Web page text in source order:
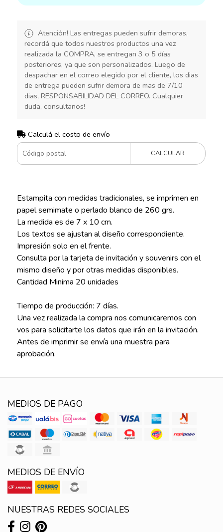
Atención! Las entregas pueden sufrir demoras,
recordá que todos nuestros productos una vez
realizada la COMPRA, se entregan 3 o 5 días
posteriores, ya que son personalizados. Luego de
despachar en el correo elegido por el cliente, los dias
de entrega pueden sufrir demora de mas de 7/10
dias, RESPONSABILIDAD DEL CORREO. Cualquier
duda, consultanos!
Calculá el costo de envío
CALCULAR
Estampita con medidas tradicionales, se imprimen en
papel semimate o perlado blanco de 260 grs.
La medida es de 7 x 10 cm.
Los textos se ajustan al diseño correspondiente.
Impresión solo en el frente.
Consulta por la tarjeta de invitación y souvenirs con el
mismo diseño y por otras medidas disponibles.
Cantidad Minima 20 unidades
Tiempo de producción: 7 días.
Una vez realizada la compra nos comunicaremos con
vos para solicitarte los datos que irán en la invitación.
Antes de imprimir se envía una muestra para
aprobación.
MEDIOS DE PAGO
MEDIOS DE ENVÍO
NUESTRAS REDES SOCIALES